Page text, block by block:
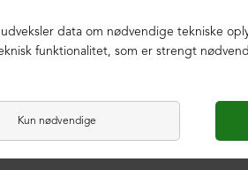
Oversize bluse med plisse
DKK 1.599,00
DKK